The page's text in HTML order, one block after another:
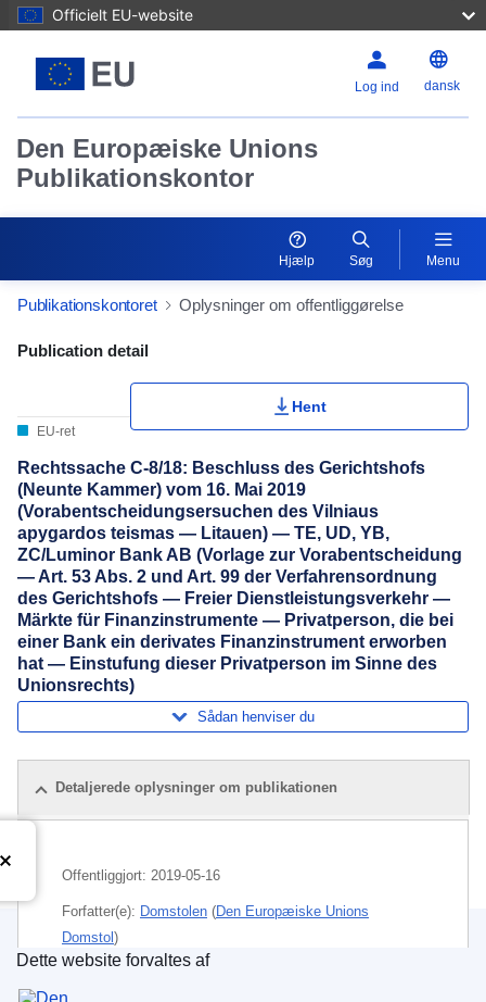
Officielt EU-website
Log ind dansk
Den Europæiske Unions
Publikationskontor
Hjælp Søg Menu
Publikationskontoret Oplysninger om offentliggørelse
Publication Detail Actions Portlet
Publication detail
EU-ret
Hent
Rechtssache C-8/18: Beschluss des Gerichtshofs
(Neunte Kammer) vom 16. Mai 2019
(Vorabentscheidungsersuchen des Vilniaus
apygardos teismas — Litauen) — TE, UD, YB,
ZC/Luminor Bank AB (Vorlage zur Vorabentscheidung
— Art. 53 Abs. 2 und Art. 99 der Verfahrensordnung
des Gerichtshofs — Freier Dienstleistungsverkehr —
Märkte für Finanzinstrumente — Privatperson, die bei
einer Bank ein derivates Finanzinstrument erworben
hat — Einstufung dieser Privatperson im Sinne des
Unionsrechts)
Sådan henviser du
Detaljerede oplysninger om publikationen
Offentliggjort: 2019-05-16
Forfatter(e): Domstolen (Den Europæiske Unions
Domstol )
Den Europæiske Unions Publikationskontor
Dette website forvaltes af